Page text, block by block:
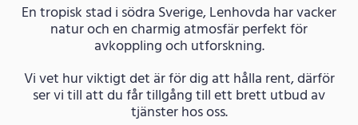
En tropisk stad i södra Sverige, Lenhovda har vacker
natur och en charmig atmosfär perfekt för
avkoppling och utforskning.
Vi vet hur viktigt det är för dig att hålla rent, därför
ser vi till att du får tillgång till ett brett utbud av
tjänster hos oss.